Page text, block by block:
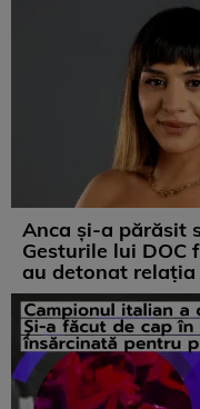
Anca și-a părăsit
Gesturile lui DOC
au detonat relația